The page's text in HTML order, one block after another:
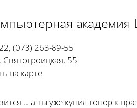
, (073) 263-89-55
Святотроицкая, 55
на карте
... а ты уже купил топор к